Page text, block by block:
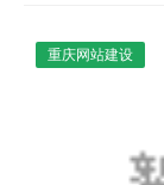
重庆网站建设